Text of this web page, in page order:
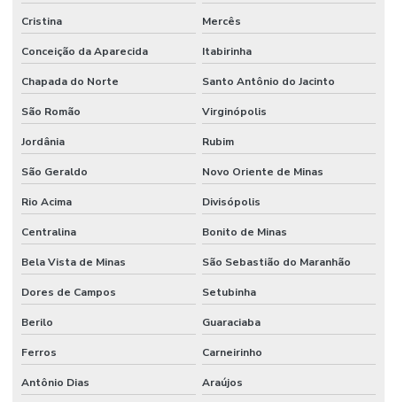
Cristina Mercês
Conceição da Aparecida Itabirinha
Chapada do Norte Santo Antônio do Jacinto
São Romão Virginópolis
Jordânia Rubim
São Geraldo Novo Oriente de Minas
Rio Acima Divisópolis
Centralina Bonito de Minas
Bela Vista de Minas São Sebastião do Maranhão
Dores de Campos Setubinha
Berilo Guaraciaba
Ferros Carneirinho
Antônio Dias Araújos